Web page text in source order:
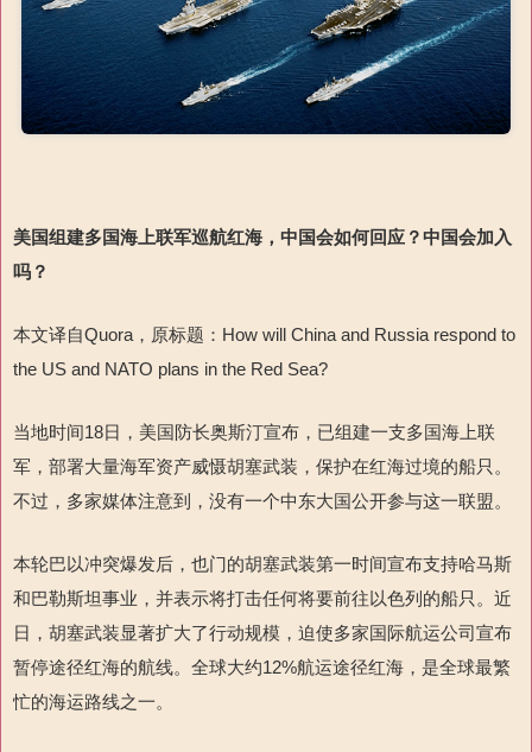
美国组建多国海上联军巡航红海，中国会如何回应？中国会加入
吗？
本文译自Quora ，原标题： How will China and Russia respond to
the US and NATO plans in the Red Sea?
当地时间18日，美国防长奥斯汀宣布，已组建一支多国海上联
军，部署大量海军资产威慑胡塞武装，保护在红海过境的船只。
不过，多家媒体注意到，没有一个中东大国公开参与这一联盟。
本轮巴以冲突爆发后，也门的胡塞武装第一时间宣布支持哈马斯
和巴勒斯坦事业，并表示将打击任何将要前往以色列的船只。近
日，胡塞武装显著扩大了行动规模，迫使多家国际航运公司宣布
暂停途径红海的航线。全球大约12%航运途径红海，是全球最繁
忙的海运路线之一。